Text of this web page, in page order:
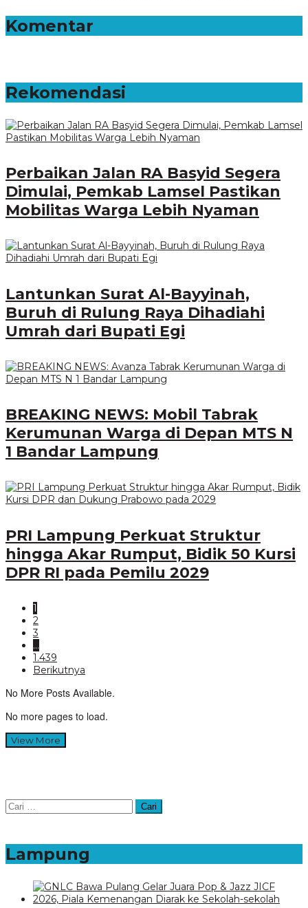
Komentar
Rekomendasi
Perbaikan Jalan RA Basyid Segera
Dimulai, Pemkab Lamsel Pastikan
Mobilitas Warga Lebih Nyaman
Lantunkan Surat Al-Bayyinah,
Buruh di Rulung Raya Dihadiahi
Umrah dari Bupati Egi
BREAKING NEWS: Mobil Tabrak
Kerumunan Warga di Depan MTS N
1 Bandar Lampung
PRI Lampung Perkuat Struktur
hingga Akar Rumput, Bidik 50 Kursi
DPR RI pada Pemilu 2029
1
2
3
…
1.439
Berikutnya
No More Posts Available.
No more pages to load.
View More
Cari
untuk:
Lampung